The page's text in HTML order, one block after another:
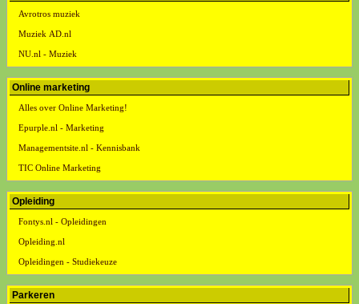
Avrotros muziek
Muziek AD.nl
NU.nl - Muziek
Online marketing
Alles over Online Marketing!
Epurple.nl - Marketing
Managementsite.nl - Kennisbank
TIC Online Marketing
Opleiding
Fontys.nl - Opleidingen
Opleiding.nl
Opleidingen - Studiekeuze
Parkeren